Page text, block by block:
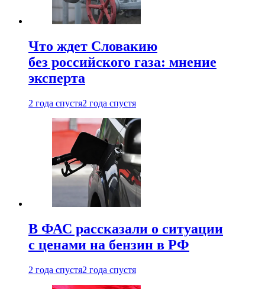
Что ждет Словакию
без российского газа: мнение
эксперта
2 года спустя2 года спустя
В ФАС рассказали о ситуации
с ценами на бензин в РФ
2 года спустя2 года спустя